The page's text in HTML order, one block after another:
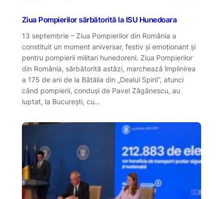
Ziua Pompierilor sărbătorită la ISU Hunedoara
13 septembrie – Ziua Pompierilor din România a
constituit un moment aniversar, festiv și emoționant și
pentru pompierii militari hunedoreni. Ziua Pompierilor
din România, sărbătorită astăzi, marchează împlinirea
a 175 de ani de la Bătălia din „Dealul Spirii”, atunci
când pompierii, conduși de Pavel Zăgănescu, au
luptat, la București, cu…